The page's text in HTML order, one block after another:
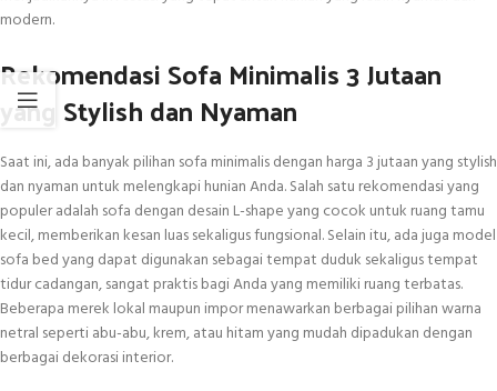
modern.
Rekomendasi Sofa Minimalis 3 Jutaan
yang Stylish dan Nyaman
Saat ini, ada banyak pilihan sofa minimalis dengan harga 3 jutaan yang stylish
dan nyaman untuk melengkapi hunian Anda. Salah satu rekomendasi yang
populer adalah sofa dengan desain L-shape yang cocok untuk ruang tamu
kecil, memberikan kesan luas sekaligus fungsional. Selain itu, ada juga model
sofa bed yang dapat digunakan sebagai tempat duduk sekaligus tempat
tidur cadangan, sangat praktis bagi Anda yang memiliki ruang terbatas.
Beberapa merek lokal maupun impor menawarkan berbagai pilihan warna
netral seperti abu-abu, krem, atau hitam yang mudah dipadukan dengan
berbagai dekorasi interior.